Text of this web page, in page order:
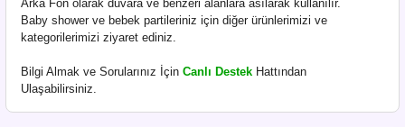
Arka Fon olarak duvara ve benzeri alanlara asılarak kullanılır.
Baby shower ve bebek partileriniz için diğer ürünlerimizi ve
kategorilerimizi ziyaret ediniz.
Bilgi Almak ve Sorularınız İçin Canlı Destek Hattından
Ulaşabilirsiniz.